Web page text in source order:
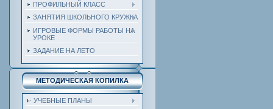
ПРОФИЛЬНЫЙ КЛАСС
ЗАНЯТИЯ ШКОЛЬНОГО КРУЖКА
ИГРОВЫЕ ФОРМЫ РАБОТЫ НА
УРОКЕ
ЗАДАНИЕ НА ЛЕТО
МЕТОДИЧЕСКАЯ КОПИЛКА
УЧЕБНЫЕ ПЛАНЫ